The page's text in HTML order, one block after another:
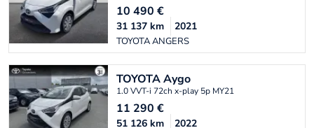
10 490 €
TOYOTA ANGERS
31 137 km 2021
TOYOTAAygo
1.0 VVT-i 72ch x-play 5p MY21
11 290 €
51 126 km 2022